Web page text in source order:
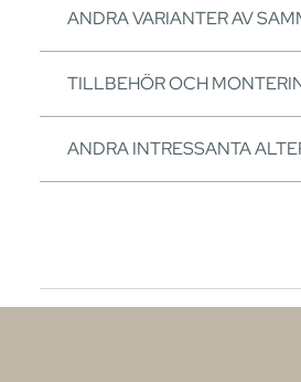
ANDRA VARIANTER AV
TILLBEHÖR OCH
ANDRA INTRESSANTA